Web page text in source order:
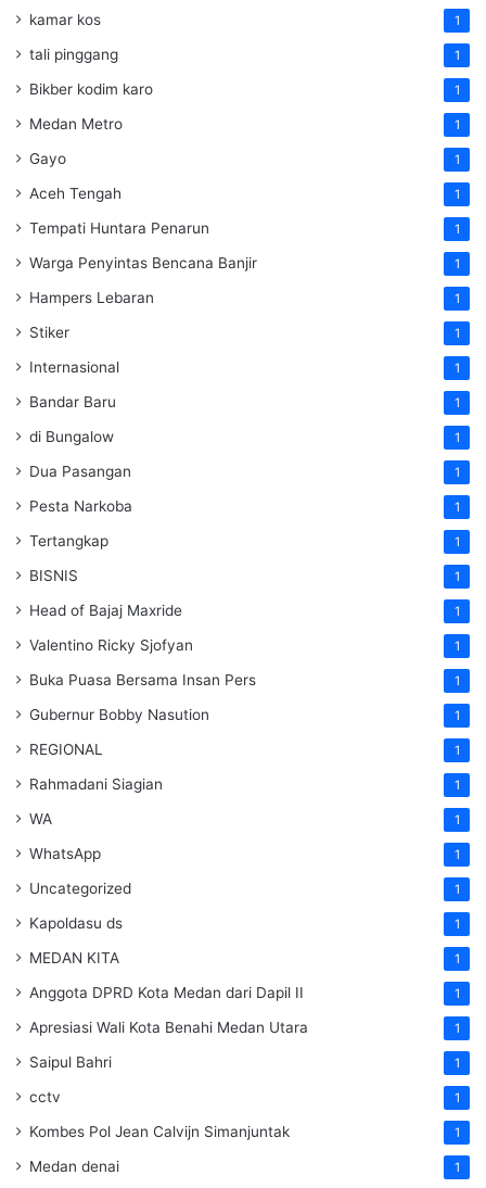
kamar kos 1
tali pinggang 1
Bikber kodim karo 1
Medan Metro 1
Gayo 1
Aceh Tengah 1
Tempati Huntara Penarun 1
Warga Penyintas Bencana Banjir 1
Hampers Lebaran 1
Stiker 1
Internasional 1
Bandar Baru 1
di Bungalow 1
Dua Pasangan 1
Pesta Narkoba 1
Tertangkap 1
BISNIS 1
Head of Bajaj Maxride 1
Valentino Ricky Sjofyan 1
Buka Puasa Bersama Insan Pers 1
Gubernur Bobby Nasution 1
REGIONAL 1
Rahmadani Siagian 1
WA 1
WhatsApp 1
Uncategorized 1
Kapoldasu ds 1
MEDAN KITA 1
Anggota DPRD Kota Medan dari Dapil II 1
Apresiasi Wali Kota Benahi Medan Utara 1
Saipul Bahri 1
cctv 1
Kombes Pol Jean Calvijn Simanjuntak 1
Medan denai 1